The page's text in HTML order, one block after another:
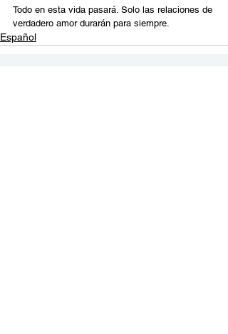
Todo en esta vida pasará. Solo las relaciones de
verdadero amor durarán para siempre.
Español